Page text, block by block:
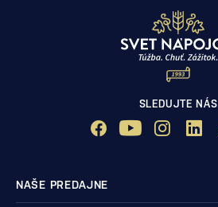
SLEDUJTE NÁS
NAŠE PREDAJNE